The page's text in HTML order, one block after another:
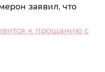
заявил, что
к прощанию с